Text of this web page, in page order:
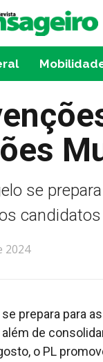
se
2024
se prepara para
de
o PL